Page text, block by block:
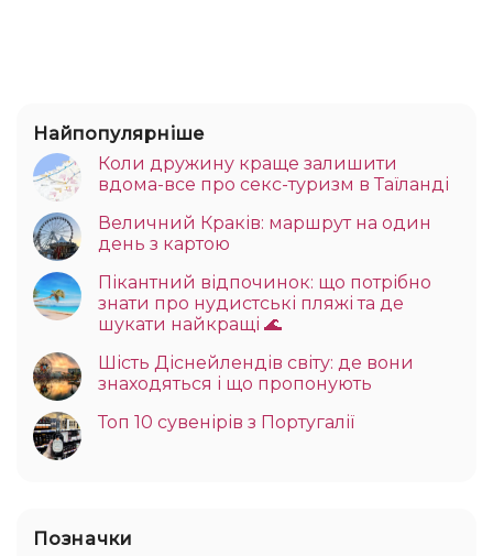
Найпопулярніше
Коли дружину краще залишити
вдома-все про секс-туризм в Таїланді
Величний Краків: маршрут на один
день з картою
Пікантний відпочинок: що потрібно
знати про нудистські пляжі та де
шукати найкращі 🌊
Шість Діснейлендів світу: де вони
знаходяться і що пропонують
Топ 10 сувенірів з Португалії
Позначки